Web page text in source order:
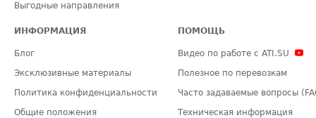
Выгодные направления
ИНФОРМАЦИЯ
Блог
Эксклюзивные материалы
Политика конфиденциальности
Общие положения
ПОМОЩЬ
Видео по работе с ATI.SU
Полезное по перевозкам
Часто задаваемые вопросы
Техническая информация